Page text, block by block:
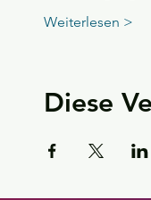
Weiterlesen >
Diese